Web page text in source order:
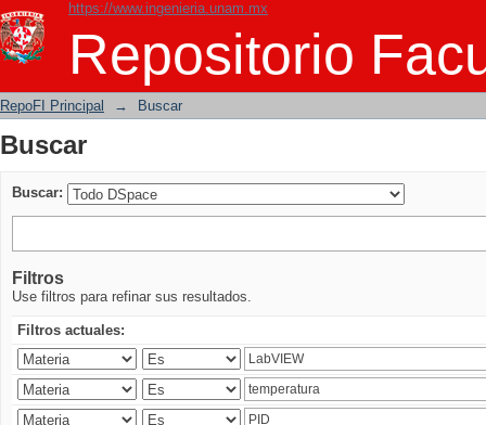
https://www.ingenieria.unam.mx
Repositorio
Buscar
RepoFI Principal → Buscar
Buscar
Buscar:
Filtros
Use filtros para refinar sus resultados.
Filtros actuales: